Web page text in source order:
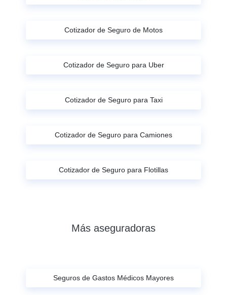
Cotizador de Seguro de Motos
Cotizador de Seguro para Uber
Cotizador de Seguro para Taxi
Cotizador de Seguro para Camiones
Cotizador de Seguro para Flotillas
Más aseguradoras
Seguros de Gastos Médicos Mayores